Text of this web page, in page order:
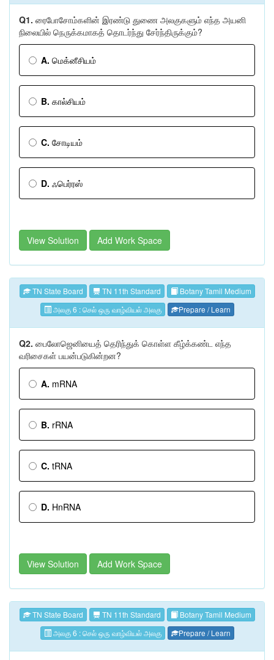
Q1. ரைபோசோம்களின் இரண்டு துணை அலகுகளும் எந்த அயனி
நிலையில் நெருக்கமாகத் தொடர்ந்து சேர்ந்திருக்கும்?
A. மெக்னீசியம்
B. கால்சியம்
C. சோடியம்
D. ஃபெர்ரஸ்
View Solution Add Work Space
TN State Board TN 11th Standard
Botany Tamil Medium
அலகு 6 : செல் ஒரு வாழ்வியல் அலகு
Prepare / Learn
Q2. பைலோஜெனியைத் தெரிந்துக் கொள்ள கீழ்க்கண்ட எந்த
வரிசைகள் பயன்படுகின்றன?
A. mRNA
B. rRNA
C. tRNA
D. HnRNA
View Solution Add Work Space
TN State Board TN 11th Standard
Botany Tamil Medium
அலகு 6 : செல் ஒரு வாழ்வியல் அலகு
Prepare / Learn